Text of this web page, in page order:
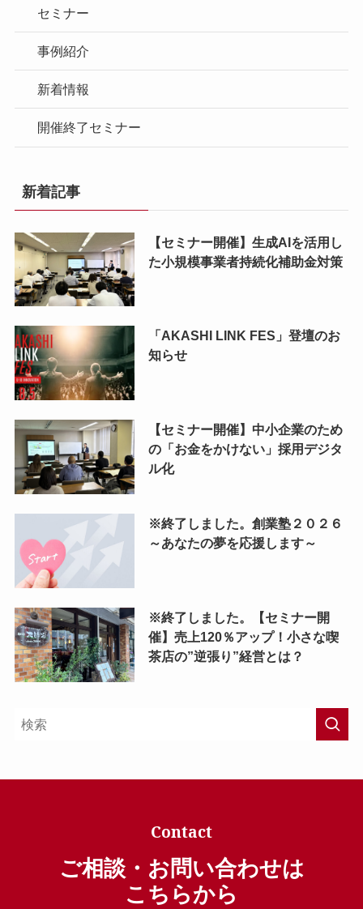
セミナー
事例紹介
新着情報
開催終了セミナー
新着記事
【セミナー開催】生成AIを活用し
た小規模事業者持続化補助金対策
「AKASHI LINK FES」登壇のお
知らせ
【セミナー開催】中小企業のため
の「お金をかけない」採用デジタ
ル化
※終了しました。創業塾２０２６
～あなたの夢を応援します～
※終了しました。【セミナー開
催】売上120％アップ！小さな喫
茶店の”逆張り”経営とは？
Contact
ご相談・お問い合わせは
こちらから